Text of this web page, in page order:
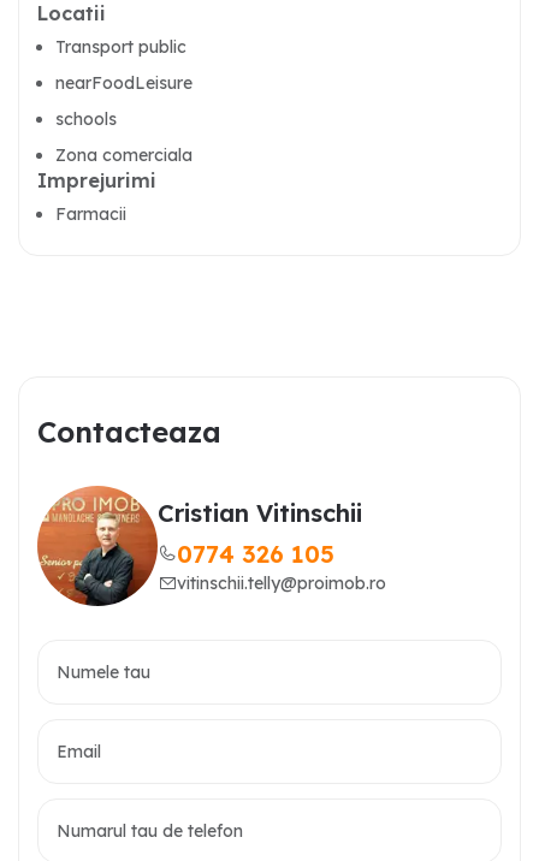
Locatii
Transport public
nearFoodLeisure
schools
Zona comerciala
Imprejurimi
Farmacii
Contacteaza
Cristian Vitinschii
0774 326 105
vitinschii.telly@proimob.ro